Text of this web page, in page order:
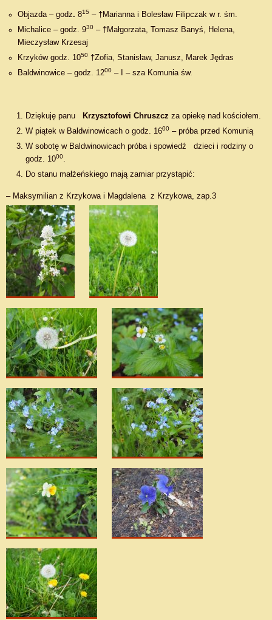
Objazda – godz. 815 – †Marianna i Bolesław Filipczak w r. śm.
Michalice – godz. 930– †Małgorzata, Tomasz Banyś, Helena,
Mieczysław Krzesaj
Krzyków godz. 1050†Zofia, Stanisław, Janusz, Marek Jędras
Baldwinowice – godz. 1200– I – sza Komunia św.
Dziękuję panu Krzysztofowi Chruszcz za opiekę nad kościołem.
W piątek w Baldwinowicach o godz. 1600– próba przed Komunią
W sobotę w Baldwinowicach próba i spowiedź dzieci i rodziny o
godz. 1000.
Do stanu małżeńskiego mają zamiar przystąpić:
– Maksymilian z Krzykowa i Magdalena z Krzykowa, zap.3